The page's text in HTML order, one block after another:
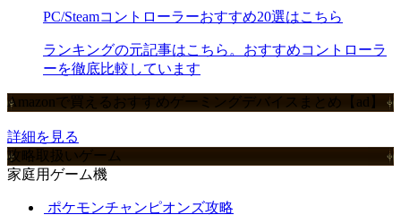
PC/Steamコントローラーおすすめ20選はこちら
ランキングの元記事はこちら。おすすめコントローラ
ーを徹底比較しています
Amazonで買えるおすすめゲーミングデバイスまとめ【ad】
詳細を見る
攻略取扱いゲーム
家庭用ゲーム機
ポケモンチャンピオンズ攻略